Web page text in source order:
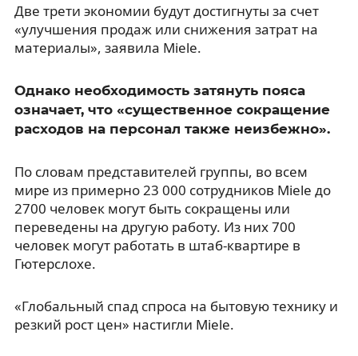
Две трети экономии будут достигнуты за счет
«улучшения продаж или снижения затрат на
материалы», заявила Miele.
Однако необходимость затянуть пояса
означает, что «существенное сокращение
расходов на персонал также неизбежно».
По словам представителей группы, во всем
мире из примерно 23 000 сотрудников Miele до
2700 человек могут быть сокращены или
переведены на другую работу. Из них 700
человек могут работать в штаб-квартире в
Гютерслохе.
«Глобальный спад спроса на бытовую технику и
резкий рост цен» настигли Miele.